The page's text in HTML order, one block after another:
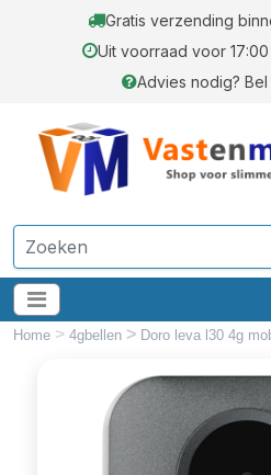
Gratis verzending
Uit voorraad voor
Advies nodig?
Home > 4gbellen > Doro leva l30 4g